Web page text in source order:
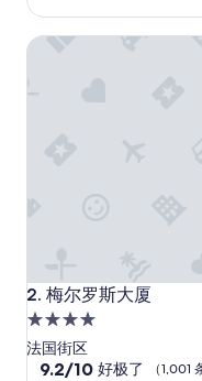
极
了，
2. 梅尔罗斯大厦
梅尔罗斯大厦
4.0
星
住
法国街区
9.2
9.2/10 好极了 （1,001
梅尔罗斯大厦